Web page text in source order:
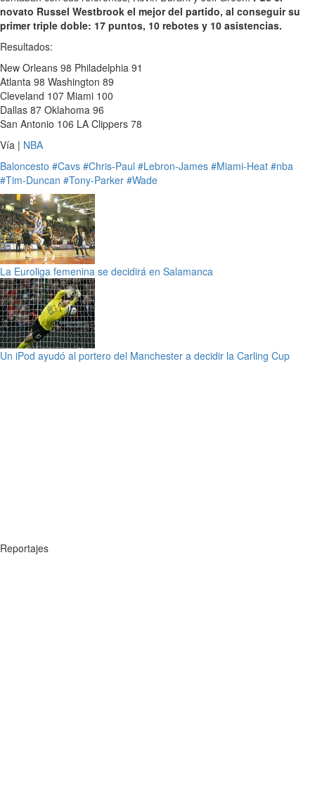
novato Russel Westbrook el mejor del partido, al conseguir su
primer triple doble: 17 puntos, 10 rebotes y 10 asistencias.
Resultados:
New Orleans 98 Philadelphia 91
Atlanta 98 Washington 89
Cleveland 107 Miami 100
Dallas 87 Oklahoma 96
San Antonio 106 LA Clippers 78
Vía | NBA
Baloncesto #Cavs #Chris-Paul #Lebron-James #Miami-Heat #nba
#Tim-Duncan #Tony-Parker #Wade
La Euroliga femenina se decidirá en Salamanca
Un iPod ayudó al portero del Manchester a decidir la Carling Cup
Reportajes